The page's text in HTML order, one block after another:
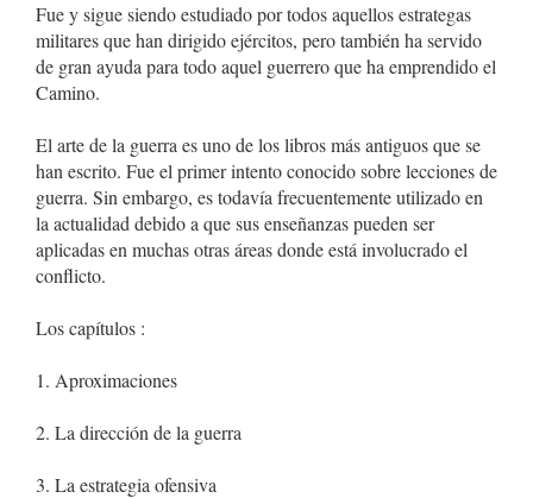
Fue y sigue siendo estudiado por todos aquellos estrategas
militares que han dirigido ejércitos, pero también ha servido
de gran ayuda para todo aquel guerrero que ha emprendido el
Camino.
El arte de la guerra es uno de los libros más antiguos que se
han escrito. Fue el primer intento conocido sobre lecciones de
guerra. Sin embargo, es todavía frecuentemente utilizado en
la actualidad debido a que sus enseñanzas pueden ser
aplicadas en muchas otras áreas donde está involucrado el
conflicto.
Los capítulos :
1. Aproximaciones
2. La dirección de la guerra
3. La estrategia ofensiva